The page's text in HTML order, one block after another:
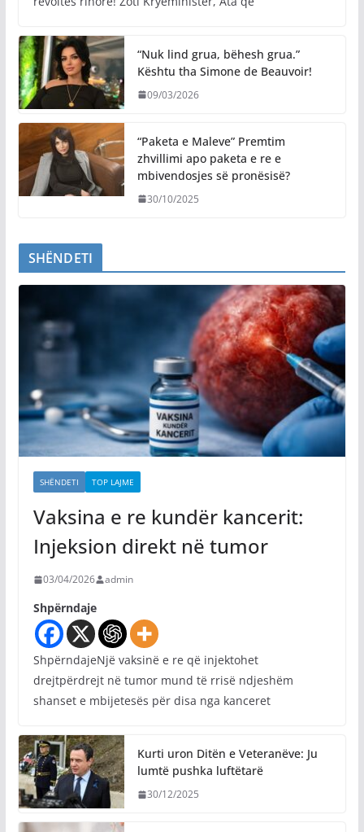
“Nuk lind grua, bëhesh grua.”
Kështu tha Simone de Beauvoir!
09/03/2026
“Paketa e Maleve” Premtim
zhvillimi apo paketa e re e
mbivendosjes së pronësisë?
30/10/2025
SHËNDETI
SHËNDETI TOP LAJME
Vaksina e re kundër kancerit:
Injeksion direkt në tumor
03/04/2026 admin
Shpërndaje
ShpërndajeNjë vaksinë e re që injektohet
drejtpërdrejt në tumor mund të rrisë ndjeshëm
shanset e mbijetesës për disa nga kanceret
Kurti uron Ditën e Veteranëve: Ju
lumtë pushka luftëtarë
30/12/2025